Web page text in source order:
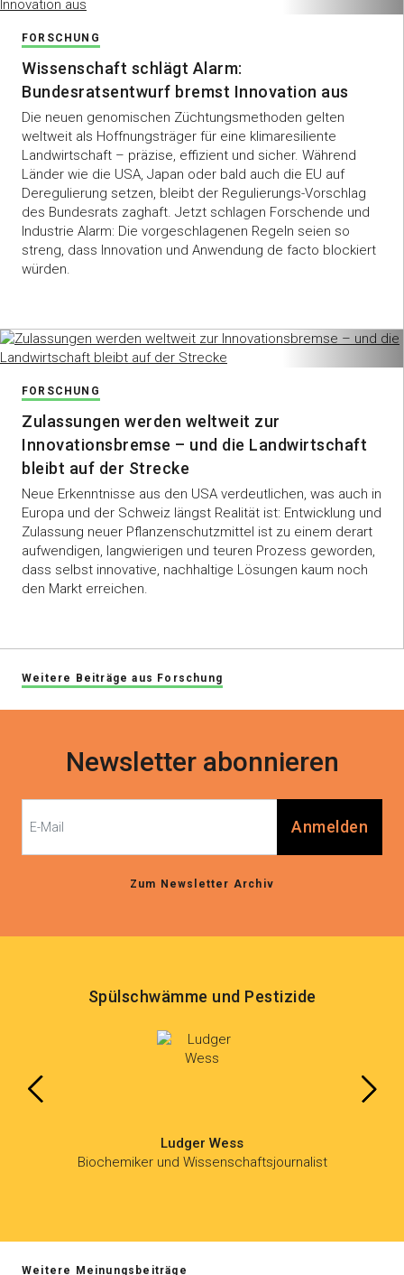
FORSCHUNG
Wissenschaft schlägt Alarm:
Bundesratsentwurf bremst Innovation aus
Die neuen genomischen Züchtungsmethoden gelten
weltweit als Hoffnungsträger für eine klimaresiliente
Landwirtschaft – präzise, effizient und sicher. Während
Länder wie die USA, Japan oder bald auch die EU auf
Deregulierung setzen, bleibt der Regulierungs-Vorschlag
des Bundesrats zaghaft. Jetzt schlagen Forschende und
Industrie Alarm: Die vorgeschlagenen Regeln seien so
streng, dass Innovation und Anwendung de facto blockiert
würden.
FORSCHUNG
Zulassungen werden weltweit zur
Innovationsbremse – und die Landwirtschaft
bleibt auf der Strecke
Neue Erkenntnisse aus den USA verdeutlichen, was auch in
Europa und der Schweiz längst Realität ist: Entwicklung und
Zulassung neuer Pflanzenschutzmittel ist zu einem derart
aufwendigen, langwierigen und teuren Prozess geworden,
dass selbst innovative, nachhaltige Lösungen kaum noch
den Markt erreichen.
Weitere Beiträge aus Forschung
Newsletter abonnieren
Anmelden
Zum Newsletter Archiv
Spülschwämme und Pestizide
Ludger Wess
Biochemiker und Wissenschaftsjournalist
Weitere Meinungsbeiträge